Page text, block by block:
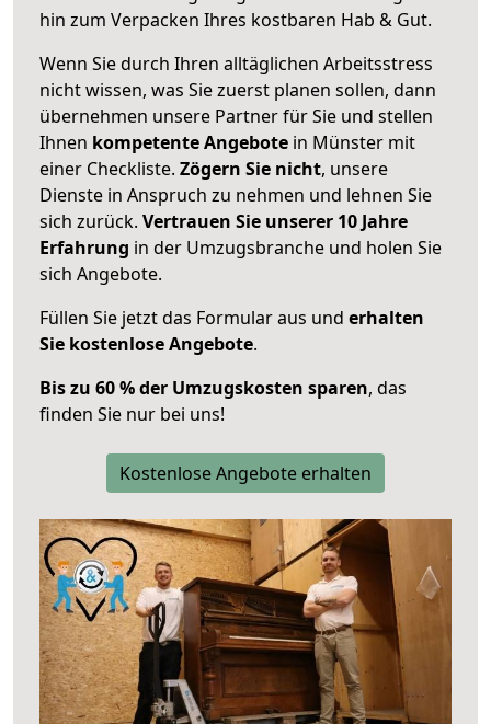
hin zum Verpacken Ihres kostbaren Hab & Gut.
Wenn Sie durch Ihren alltäglichen Arbeitsstress
nicht wissen, was Sie zuerst planen sollen, dann
übernehmen unsere Partner für Sie und stellen
Ihnen kompetente Angebote in Münster mit
einer Checkliste. Zögern Sie nicht, unsere
Dienste in Anspruch zu nehmen und lehnen Sie
sich zurück. Vertrauen Sie unserer 10 Jahre
Erfahrung in der Umzugsbranche und holen Sie
sich Angebote.
Füllen Sie jetzt das Formular aus und erhalten
Sie kostenlose Angebote.
Bis zu 60 % der Umzugskosten sparen, das
finden Sie nur bei uns!
Kostenlose Angebote erhalten